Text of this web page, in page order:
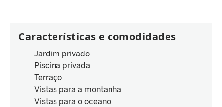
Características e comodidades
Jardim privado
Piscina privada
Terraço
Vistas para a montanha
Vistas para o oceano